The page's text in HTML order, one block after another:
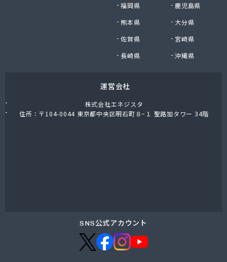
福岡県
鹿児島県
熊本県
大分県
佐賀県
宮崎県
長崎県
沖縄県
運営会社
株式会社エネジスタ
住所：〒104-0044 東京都中央区明石町８−１ 聖路加タワー 34階
SNS公式アカウント